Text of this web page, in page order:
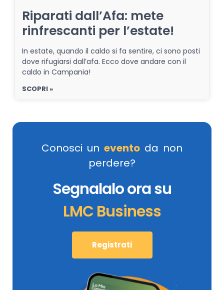
Riparati dall’Afa: mete
rinfrescanti per l’estate!
In estate, quando il caldo si fa sentire, ci sono posti
dove rifugiarsi dall’afa. Ecco dove andare con il
caldo in Campania!
SCOPRI »
Conosci un evento da non
perdere?
Segnalalo ora su
LMC Business
Registrati